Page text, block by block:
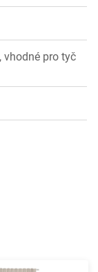
vhodné pro tyč